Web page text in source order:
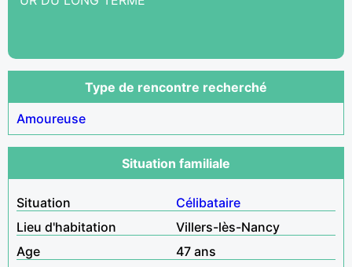
Type de rencontre recherché
Amoureuse
Situation familiale
Situation
Célibataire
Lieu d'habitation
Villers-lès-Nancy
Age
47 ans